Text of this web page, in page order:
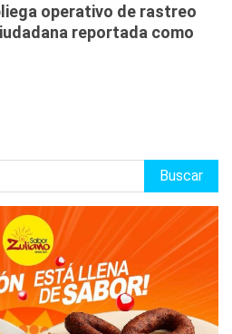
operativo de rastreo
reportada como